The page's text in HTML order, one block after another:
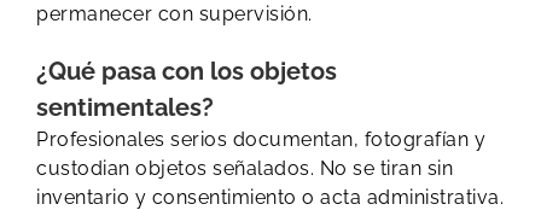
permanecer con supervisión.
¿Qué pasa con los objetos
sentimentales?
Profesionales serios documentan, fotografían y
custodian objetos señalados. No se tiran sin
inventario y consentimiento o acta administrativa.